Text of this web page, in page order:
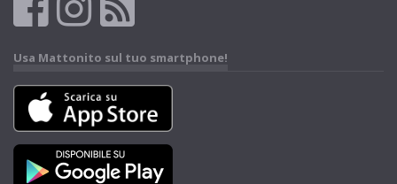
Usa Mattonito sul tuo smartphone!